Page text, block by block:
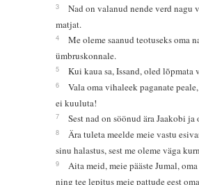
3
Nad on valanud nende verd nagu
matjat.
4
Me oleme saanud teotuseks oma
ümbruskonnale.
5 Kui kaua sa, Issand, oled
6
Vala oma vihaleek paganate
ei kuuluta!
7 Sest nad on söönud ära Jaakobi
8
Ära tuleta meelde meie vastu
sinu halastus, sest me oleme väga
9
Aita meid, meie pääste Jumal,
ning tee lepitus meie pattude eest